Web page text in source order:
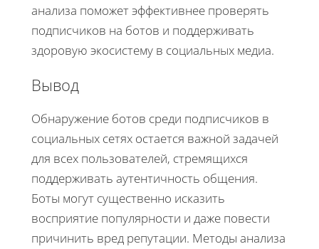
анализа поможет эффективнее проверять
подписчиков на ботов и поддерживать
здоровую экосистему в социальных медиа.
Вывод
Обнаружение ботов среди подписчиков в
социальных сетях остается важной задачей
для всех пользователей, стремящихся
поддерживать аутентичность общения.
Боты могут существенно исказить
восприятие популярности и даже повести
причинить вред репутации. Методы анализа